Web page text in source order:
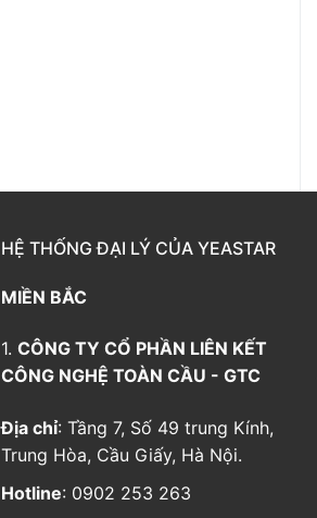
HỆ THỐNG ĐẠI LÝ CỦA YEASTAR
MIỀN BẮC
1. CÔNG TY CỔ PHẦN LIÊN KẾT
CÔNG NGHỆ TOÀN CẦU - GTC
Địa chỉ: Tầng 7, Số 49 trung Kính,
Trung Hòa, Cầu Giấy, Hà Nội.
Hotline: 0902 253 263